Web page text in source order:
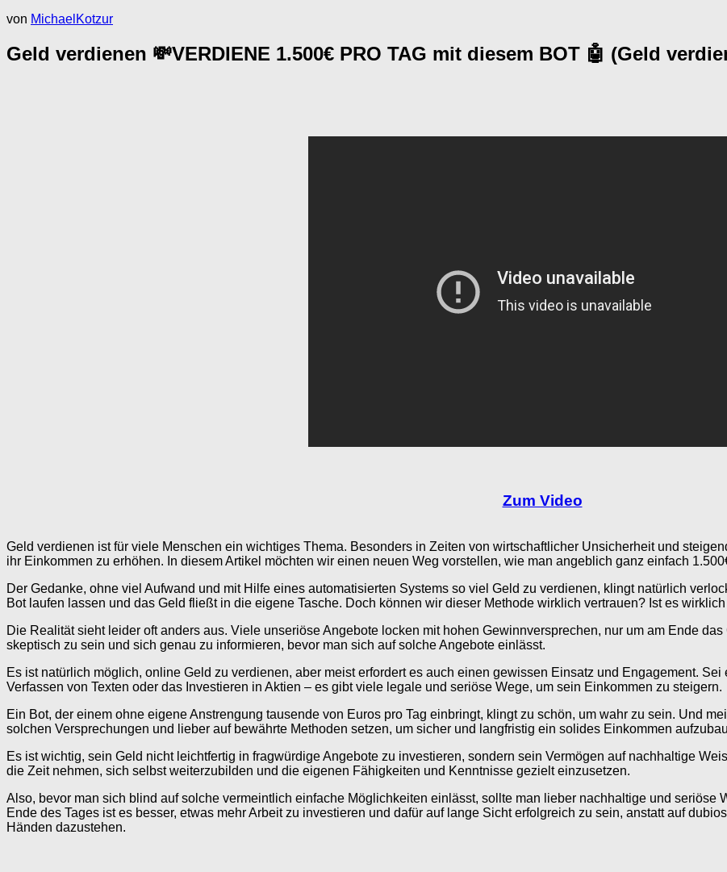
von MichaelKotzur
Geld verdienen 💸VERDIENE 1.500€ PRO TAG mit diesem BOT 🤖 (Geld
Zum Video
Geld verdienen ist für viele Menschen ein wichtiges Thema. Besonders in Zeiten von wirtschaftlicher Unsicherheit und
ihr Einkommen zu erhöhen. In diesem Artikel möchten wir einen neuen Weg vorstellen, wie man angeblich ganz einfach
Der Gedanke, ohne viel Aufwand und mit Hilfe eines automatisierten Systems so viel Geld zu verdienen, klingt natürlich
Bot laufen lassen und das Geld fließt in die eigene Tasche. Doch können wir dieser Methode wirklich vertrauen? Ist es
Die Realität sieht leider oft anders aus. Viele unseriöse Angebote locken mit hohen Gewinnversprechen, nur um am Ende
skeptisch zu sein und sich genau zu informieren, bevor man sich auf solche Angebote einlässt.
Es ist natürlich möglich, online Geld zu verdienen, aber meist erfordert es auch einen gewissen Einsatz und Engagement.
Verfassen von Texten oder das Investieren in Aktien – es gibt viele legale und seriöse Wege, um sein Einkommen zu steigern.
Ein Bot, der einem ohne eigene Anstrengung tausende von Euros pro Tag einbringt, klingt zu schön, um wahr zu sein. Und
solchen Versprechungen und lieber auf bewährte Methoden setzen, um sicher und langfristig ein solides Einkommen
Es ist wichtig, sein Geld nicht leichtfertig in fragwürdige Angebote zu investieren, sondern sein Vermögen auf nachhaltige
die Zeit nehmen, sich selbst weiterzubilden und die eigenen Fähigkeiten und Kenntnisse gezielt einzusetzen.
Also, bevor man sich blind auf solche vermeintlich einfache Möglichkeiten einlässt, sollte man lieber nachhaltige und seriöse
Ende des Tages ist es besser, etwas mehr Arbeit zu investieren und dafür auf lange Sicht erfolgreich zu sein, anstatt auf
Händen dazustehen.